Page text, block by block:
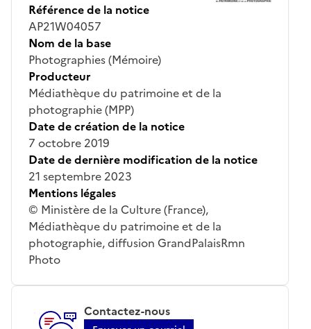
Référence de la notice
AP21W04057
Nom de la base
Photographies (Mémoire)
Producteur
Médiathèque du patrimoine et de la
photographie (MPP)
Date de création de la notice
7 octobre 2019
Date de dernière modification de la notice
21 septembre 2023
Mentions légales
© Ministère de la Culture (France),
Médiathèque du patrimoine et de la
photographie, diffusion GrandPalaisRmn
Photo
Contactez-nous